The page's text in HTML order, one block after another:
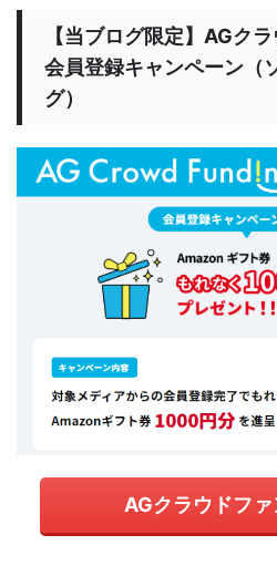
【当ブログ限定】AGク
会員登録キャンペーン（
グ）
AGクラウドフ